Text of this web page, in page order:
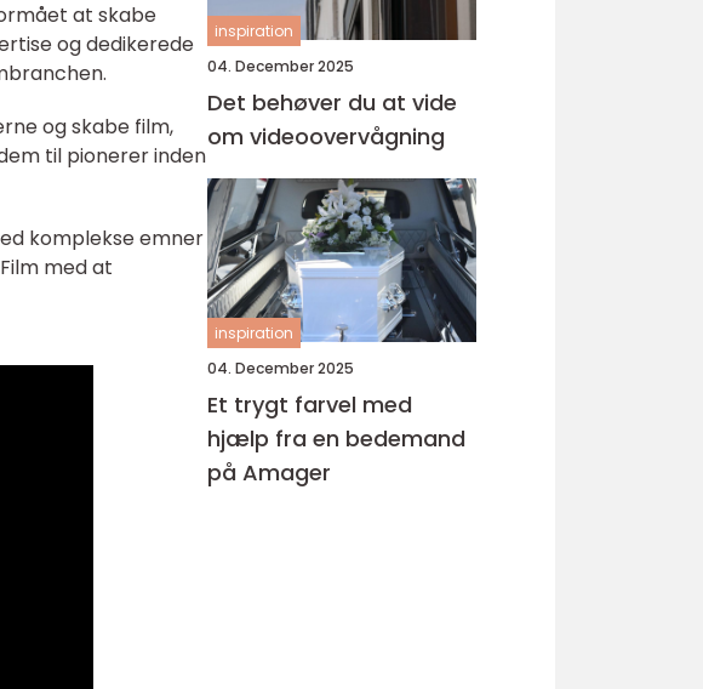
at skabe
og dedikerede
og skabe film,
til pionerer inden
komplekse emner
med at
inspiration
04. December 2025
Det behøver du at vide
om videoovervågning
inspiration
04. December 2025
Et trygt farvel med
hjælp fra en bedemand
på Amager